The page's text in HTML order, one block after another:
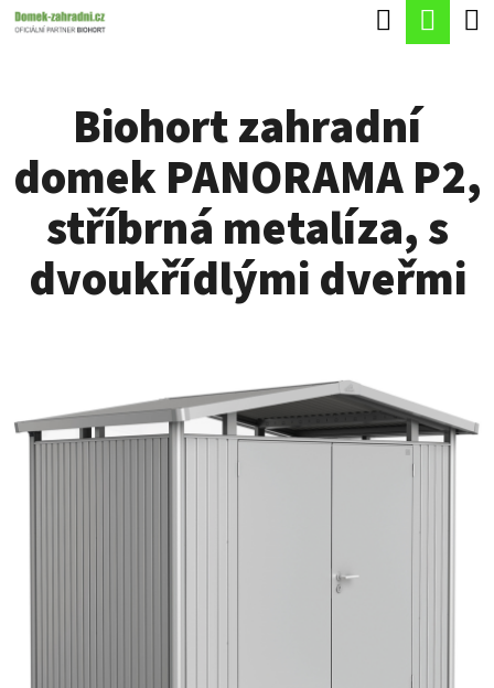
Přejít
Hledat
Biohort zahradní
domek PANORAMA P2,
stříbrná metalíza, s
dvoukřídlými dveřmi
K
KO
U